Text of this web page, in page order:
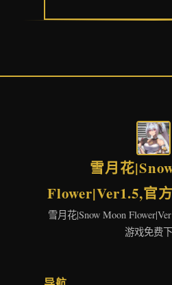
雪月花
Flower|Ver1.5,官
雪月花|Snow Moon
游戏免费